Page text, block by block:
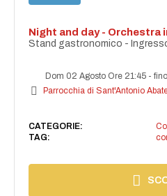
Night and day - Orchestra
Stand gastronomico -
Dom 02 Agosto Ore 21:45 -
Parrocchia di Sant'Antonio
CATEGORIE:
TAG: